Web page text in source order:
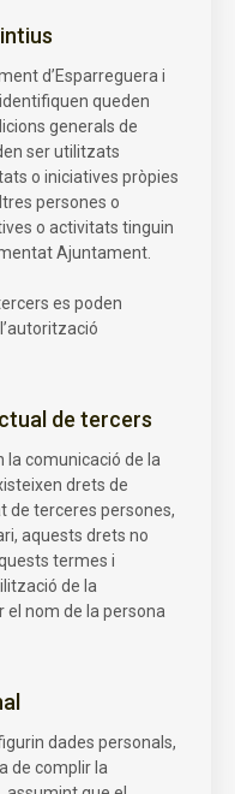
d’Esparreguera i
queden
generals de
ser utilitzats
o iniciatives pròpies
persones o
o activitats tinguin
Ajuntament.
es poden
de tercers
la comunicació de la
drets de
de terceres persones,
aquests drets no
termes i
de la
el nom de la persona
dades personals,
de complir la